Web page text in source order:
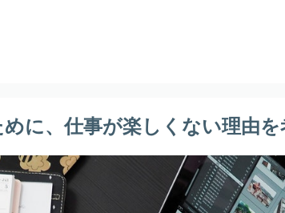
に、仕事が楽しくない理由を